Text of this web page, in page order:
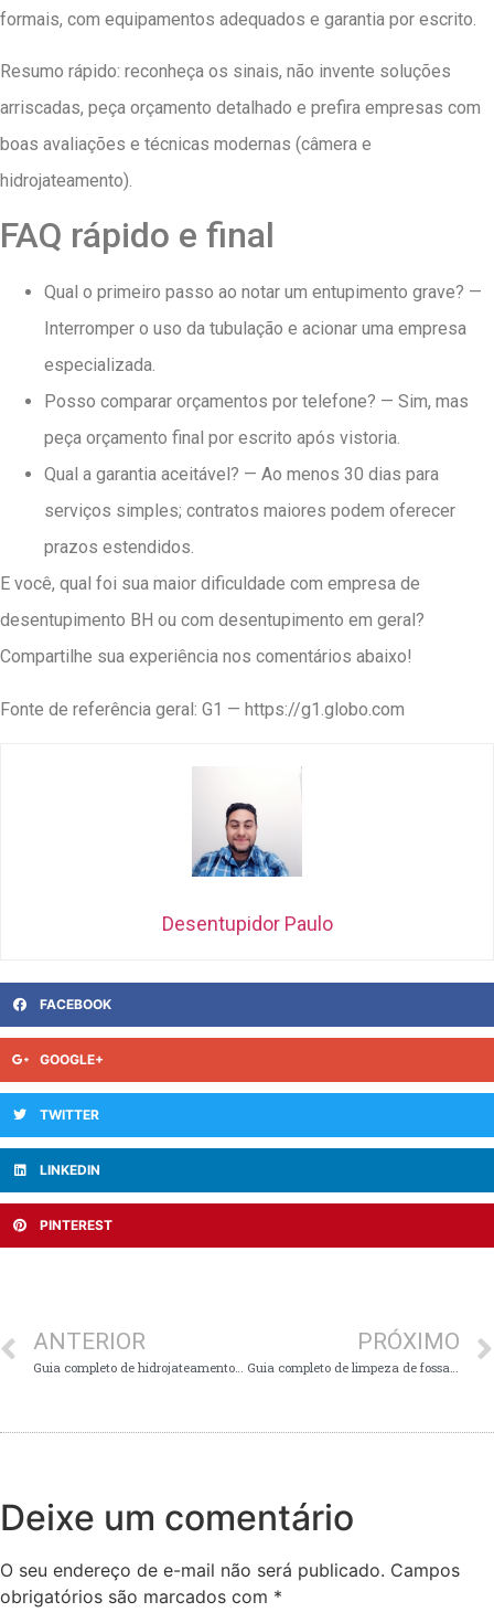
formais, com equipamentos adequados e garantia por escrito.
Resumo rápido: reconheça os sinais, não invente soluções
arriscadas, peça orçamento detalhado e prefira empresas com
boas avaliações e técnicas modernas (câmera e
hidrojateamento).
FAQ rápido e final
Qual o primeiro passo ao notar um entupimento grave? —
Interromper o uso da tubulação e acionar uma empresa
especializada.
Posso comparar orçamentos por telefone? — Sim, mas
peça orçamento final por escrito após vistoria.
Qual a garantia aceitável? — Ao menos 30 dias para
serviços simples; contratos maiores podem oferecer
prazos estendidos.
E você, qual foi sua maior dificuldade com empresa de
desentupimento BH ou com desentupimento em geral?
Compartilhe sua experiência nos comentários abaixo!
Fonte de referência geral: G1 — https://g1.globo.com
Desentupidor Paulo
FACEBOOK
GOOGLE+
TWITTER
LINKEDIN
PINTEREST
ANTERIOR
Guia completo de hidrojateamento em Belo Horizonte: quando usar, como escolher empresa, custo, inspeção por câmera
PRÓXIMO
Guia completo de limpeza de fossa em Belo Horizonte: como escolher empresa confiável, preços, segurança e checklist
Deixe um comentário
O seu endereço de e-mail não será publicado. Campos
obrigatórios são marcados com *